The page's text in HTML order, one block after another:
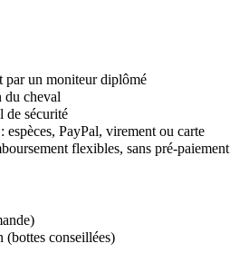
par un moniteur diplômé
du cheval
de sécurité
espèces, PayPal, virement ou carte
flexibles, sans pré-paiement
(bottes conseillées)